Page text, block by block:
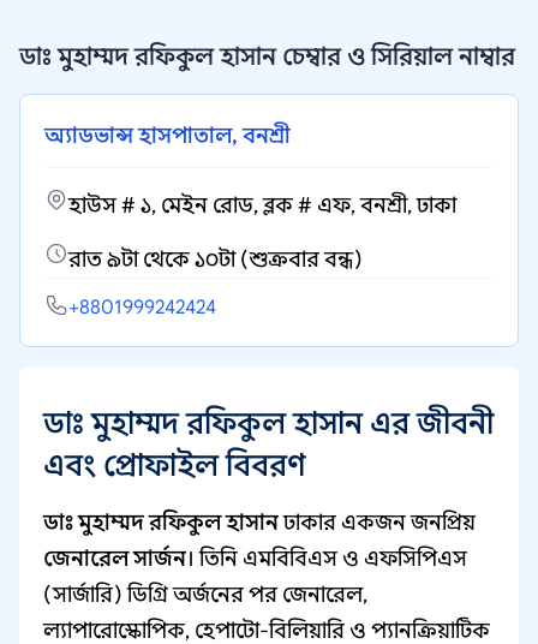
ডাঃ মুহাম্মদ রফিকুল হাসান চেম্বার ও সিরিয়াল নাম্বার
অ্যাডভান্স হাসপাতাল, বনশ্রী
হাউস # ১, মেইন রোড, ব্লক # এফ, বনশ্রী, ঢাকা
রাত ৯টা থেকে ১০টা (শুক্রবার বন্ধ)
+8801999242424
ডাঃ মুহাম্মদ রফিকুল হাসান এর জীবনী
এবং প্রোফাইল বিবরণ
ডাঃ মুহাম্মদ রফিকুল হাসানঢাকার একজন জনপ্রিয়
জেনারেল সার্জন। তিনি এমবিবিএস ও এফসিপিএস
(সার্জারি) ডিগ্রি অর্জনের পর জেনারেল,
ল্যাপারোস্কোপিক, হেপাটো-বিলিয়ারি ও প্যানক্রিয়াটিক